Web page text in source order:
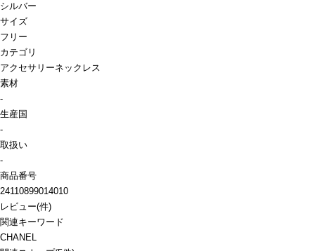
シルバー
サイズ
フリー
カテゴリ
アクセサリーネックレス
素材
-
生産国
-
取扱い
-
商品番号
24110899014010
レビュー(件)
関連キーワード
CHANEL